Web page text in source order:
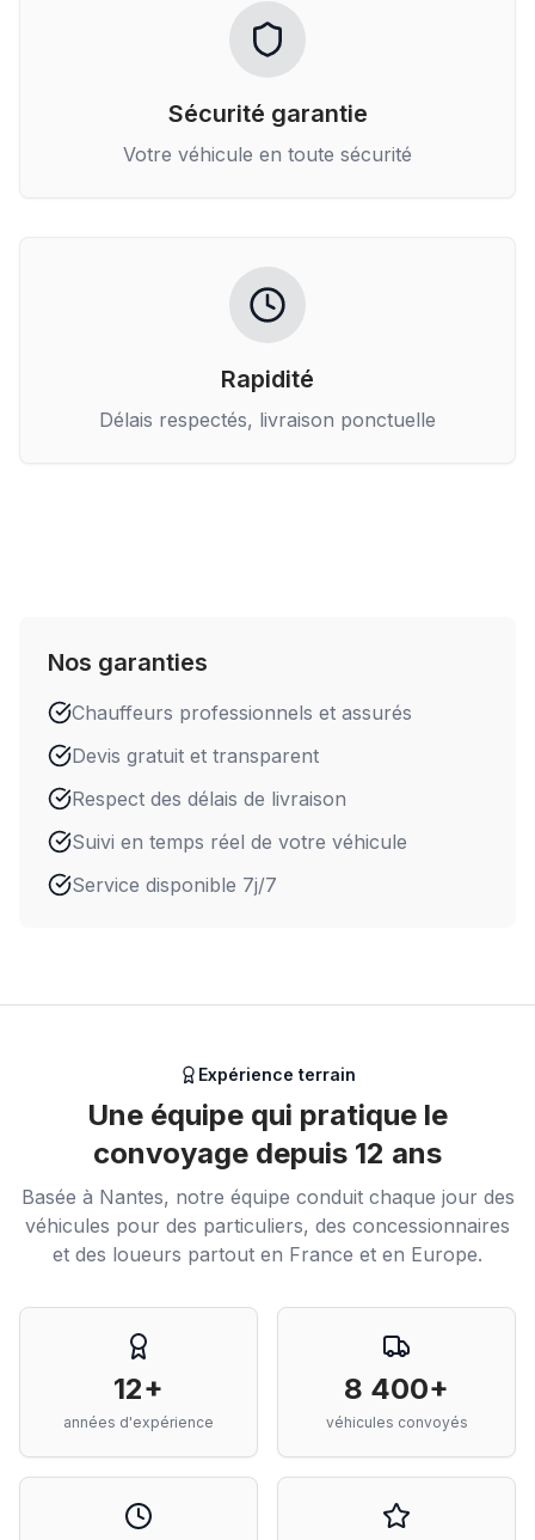
Sécurité garantie
Votre véhicule en toute sécurité
Rapidité
Délais respectés, livraison ponctuelle
Nos garanties
Chauffeurs professionnels et assurés
Devis gratuit et transparent
Respect des délais de livraison
Suivi en temps réel de votre véhicule
Service disponible 7j/7
Expérience terrain
Une équipe qui pratique le
convoyage depuis 12 ans
Basée à Nantes, notre équipe conduit chaque jour des
véhicules pour des particuliers, des concessionnaires
et des loueurs partout en France et en Europe.
12+
années d'expérience
8 400+
véhicules convoyés